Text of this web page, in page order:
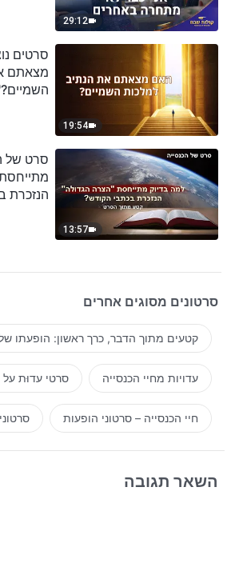
29:12
19:54
סרטים
מצאתם
13:57
סרט של
הנזכרת
סרטונים מסוגים אחרים
קטעים מתוך הדבר, כרך ראשון: הופעתו
עדויות מחיי הכנסייה סרטי עדוּת על
חיי הכנסייה – סרטוני הופעות
השאר תגובה